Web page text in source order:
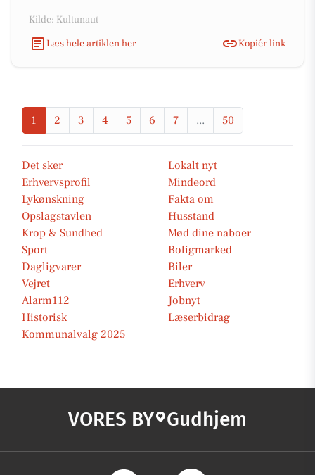
Kilde: Kultunaut
Læs hele artiklen her
Kopiér link
1 2 3 4 5 6 7 ... 50
Det sker
Lokalt nyt
Erhvervsprofil
Mindeord
Lykønskning
Fakta om
Opslagstavlen
Husstand
Krop & Sundhed
Mød dine naboer
Sport
Boligmarked
Dagligvarer
Biler
Vejret
Erhverv
Alarm112
Jobnyt
Historisk
Læserbidrag
Kommunalvalg 2025
VORES BY Gudhjem